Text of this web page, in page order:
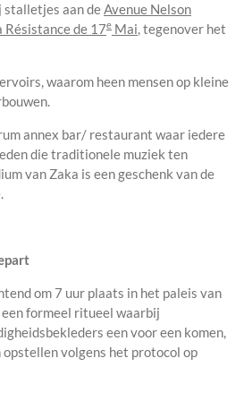
stalletjes aan deAvenue Nelson
Résistance de 17e Mai, tegenover het
waarom heen mensen op kleine
annex bar/ restaurant waar iedere
die traditionele muziek ten
van Zaka is een geschenk van de
om 7 uur plaats in het paleis van
formeel ritueel waarbij
een voor een komen,
volgens het protocol op